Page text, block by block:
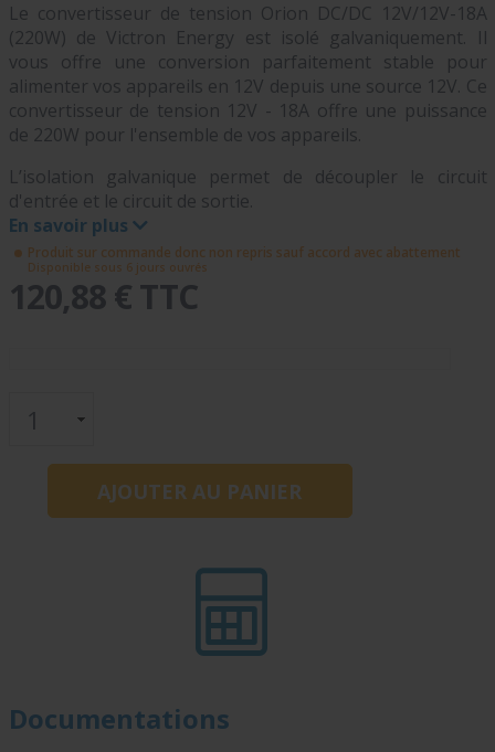
Le convertisseur de tension Orion DC/DC 12V/12V-18A
(220W) de Victron Energy est isolé galvaniquement. Il
vous offre une conversion parfaitement stable pour
alimenter vos appareils en 12V depuis une source 12V. Ce
convertisseur de tension 12V - 18A offre une puissance
de 220W pour l'ensemble de vos appareils.
L’isolation galvanique permet de découpler le circuit
d'entrée et le circuit de sortie.
En savoir plus
Produit sur commande donc non repris sauf accord avec abattement
Disponible sous 6 jours ouvrés
120,88 € TTC
Documentations